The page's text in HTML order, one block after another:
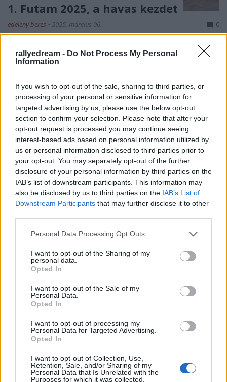
rallyedream - Do Not Process My Personal
Information
If you wish to opt-out of the sale, sharing to third parties, or
processing of your personal or sensitive information for
targeted advertising by us, please use the below opt-out
section to confirm your selection. Please note that after your
opt-out request is processed you may continue seeing
interest-based ads based on personal information utilized by
us or personal information disclosed to third parties prior to
your opt-out. You may separately opt-out of the further
disclosure of your personal information by third parties on the
IAB’s list of downstream participants. This information may
also be disclosed by us to third parties on the IAB’s List of
Downstream Participants that may further disclose it to other
Please note that this website/app uses one or more Google
not limited to your visit or usage behaviour. You may click to
grant or deny consent to Google and its third-party tags to
use your data for below specified purposes in below Google
consent section.
Personal Data Processing Opt Outs
I want to opt-out of the Sharing of my
personal data.
Opted In
I want to opt-out of the Sale of my
Personal Data.
Opted In
I want to opt-out of processing my
Personal Data for Targeted Advertising.
Opted In
I want to opt-out of Collection, Use,
Retention, Sale, and/or Sharing of my
Personal Data that Is Unrelated with the
Purposes for which it was collected.
1. Futam 2025, a havas kezdet
edeleny beres • 2025. március 06. 0
III. RBR Magyar Bajnokság - 1. Futam 2025
rallysimfans
Szerelemre hangolva: Alfa Romeo
Junior
edeleny beres• 2025. március 03.
amely egyben életstílust is kölcsönöz használójának.
Több mint száztíz éves története során ...
Zemplén Rally 2024, a bajnokság